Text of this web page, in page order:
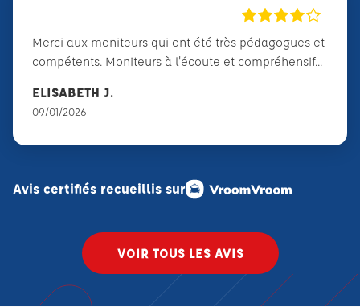
Merci aux moniteurs qui ont été très pédagogues et
compétents. Moniteurs à l'écoute et compréhensif...
ELISABETH J.
09/01/2026
Avis certifiés recueillis sur
VOIR TOUS LES AVIS